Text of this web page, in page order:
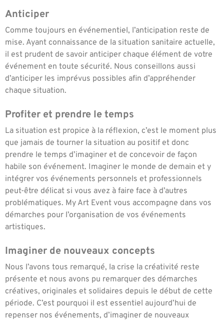
Anticiper
Comme toujours en événementiel, l’anticipation reste de
mise. Ayant connaissance de la situation sanitaire actuelle,
il est prudent de savoir anticiper chaque élément de votre
événement en toute sécurité. Nous conseillons aussi
d’anticiper les imprévus possibles afin d’appréhender
chaque situation.
Profiter et prendre le temps
La situation est propice à la réflexion, c’est le moment plus
que jamais de tourner la situation au positif et donc
prendre le temps d’imaginer et de concevoir de façon
habile son événement. Imaginer le monde de demain et y
intégrer vos événements personnels et professionnels
peut-être délicat si vous avez à faire face à d’autres
problématiques. My Art Event vous accompagne dans vos
démarches pour l’organisation de vos événements
artistiques.
Imaginer de nouveaux concepts
Nous l’avons tous remarqué, la crise la créativité reste
présente et nous avons pu remarquer des démarches
créatives, originales et solidaires depuis le début de cette
période. C’est pourquoi il est essentiel aujourd’hui de
repenser nos événements, d’imaginer de nouveaux